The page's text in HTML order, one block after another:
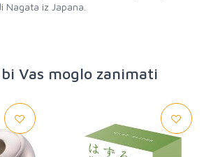
Nagata iz Japana.
bi Vas moglo zanimati